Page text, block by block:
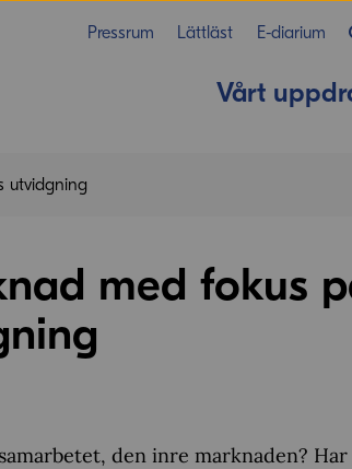
Pressrum Lättläst E-diarium
Vårt
utvidgning
med fokus
den inre marknaden?